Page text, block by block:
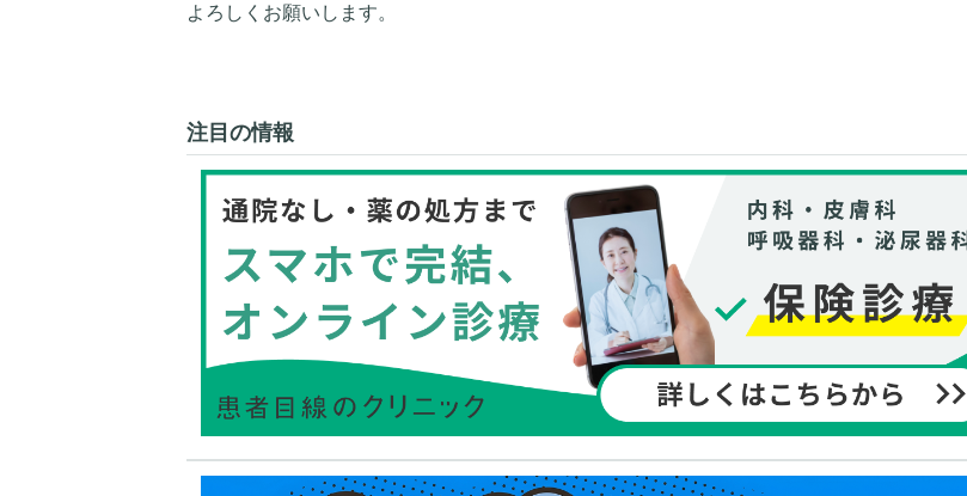
よろしくお願いします。
注目の情報